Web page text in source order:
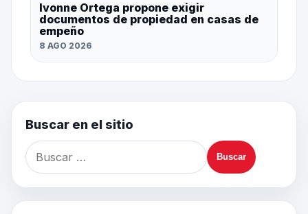
Ivonne Ortega propone exigir
documentos de propiedad en casas de
empeño
8 AGO 2026
Buscar en el sitio